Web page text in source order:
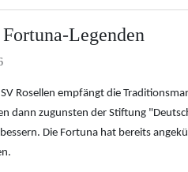
Legenden
Rosellen empfängt die
dann zugunsten der Stiftung
Die Fortuna hat bereits